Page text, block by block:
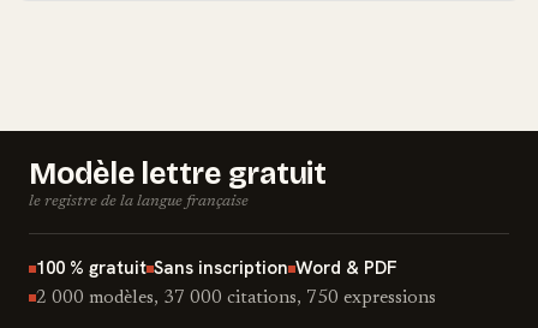
Modèle lettre gratuit
le registre de la langue française
100 % gratuit Sans inscription Word & PDF
2 000 modèles, 37 000 citations, 750 expressions